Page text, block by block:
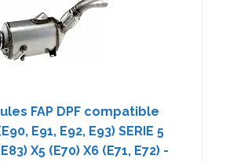
FAP DPF compatible
E91, E92, E93) SERIE 5
X5 (E70) X6 (E71, E72) -